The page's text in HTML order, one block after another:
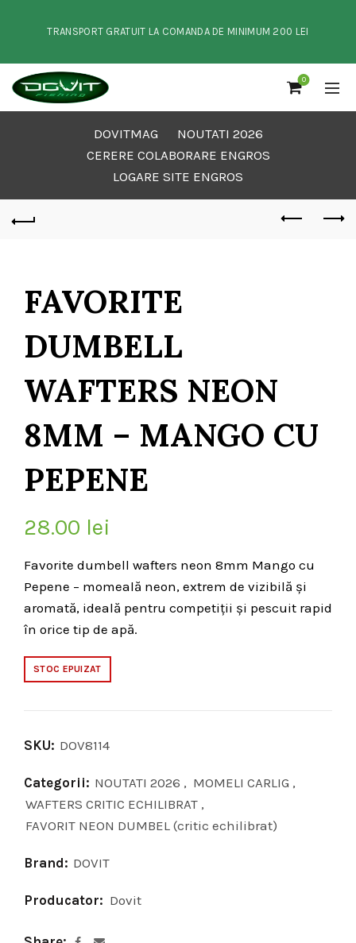
TRANSPORT GRATUIT LA COMANDA DE MINIMUM 200 LEI
0
DOVITMAG
NOUTATI 2026
CERERE COLABORARE ENGROS
LOGARE SITE ENGROS
FAVORITE
DUMBELL
WAFTERS NEON
8MM – MANGO CU
PEPENE
28.00 lei
Favorite dumbell wafters neon 8mm Mango cu
Pepene – momeală neon, extrem de vizibilă și
aromată, ideală pentru competiții și pescuit rapid
în orice tip de apă.
STOC EPUIZAT
SKU: DOV8114
Categorii: NOUTATI 2026 , MOMELI CARLIG ,
WAFTERS CRITIC ECHILIBRAT ,
FAVORIT NEON DUMBEL (critic echilibrat)
Brand: DOVIT
Producator: Dovit